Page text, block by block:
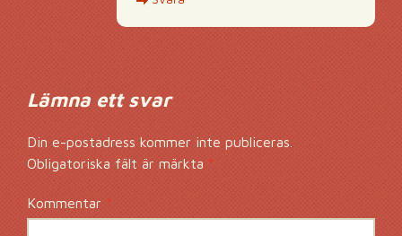
Lämna ett svar
Din e-postadress kommer inte publiceras.
Obligatoriska fält är märkta*
Kommentar*